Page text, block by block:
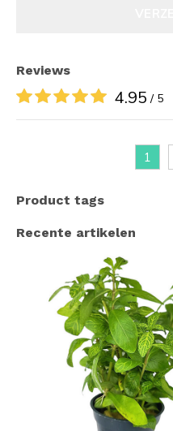
Reviews
4.95 / 5
1
Product tags
Recente artikelen